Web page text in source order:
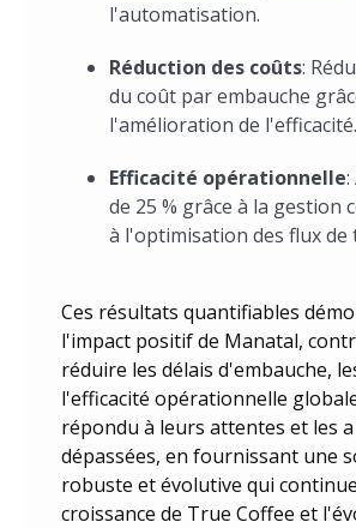
l'automatisation.
Réduction des coûts:
du coût par embauche
l'amélioration de l'efficacité.
Efficacité opérationnelle
de 25 % grâce à la gestion
à l'optimisation des flux de
Ces résultats quantifiables
l'impact positif de Manatal,
réduire les délais d'embauche,
l'efficacité opérationnelle
répondu à leurs attentes et les
dépassées, en fournissant une
robuste et évolutive qui
croissance de True Coffee et